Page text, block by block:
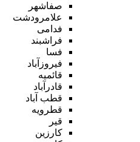
صفاشهر
علامرودشت
فدامی
فراشبند
فسا
فیروزآباد
قائمیه
قادرآباد
قطب آباد
قطرویه
قیر
کارزین